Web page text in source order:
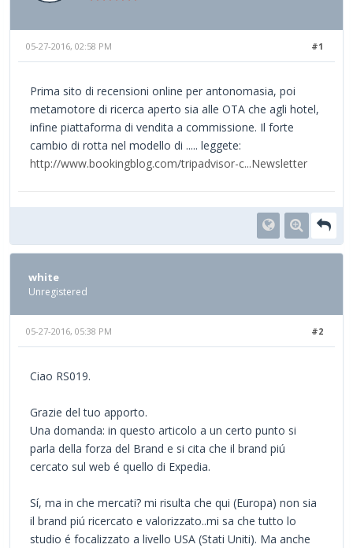
#1
05-27-2016, 02:58 PM
Prima sito di recensioni online per antonomasia, poi
metamotore di ricerca aperto sia alle OTA che agli hotel,
infine piattaforma di vendita a commissione. Il forte
cambio di rotta nel modello di ..... leggete:
http://www.bookingblog.com/tripadvisor-c...Newsletter
white
Unregistered
#2
05-27-2016, 05:38 PM
Ciao RS019.
Grazie del tuo apporto.
Una domanda: in questo articolo a un certo punto si
parla della forza del Brand e si cita che il brand piú
cercato sul web é quello di Expedia.
Sí, ma in che mercati? mi risulta che qui (Europa) non sia
il brand piú ricercato e valorizzato..mi sa che tutto lo
studio é focalizzato a livello USA (Stati Uniti). Ma anche